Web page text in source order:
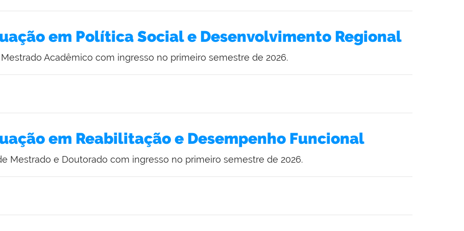
em Política Social e Desenvolvimento Regional
Acadêmico com ingresso no primeiro semestre de 2026.
em Reabilitação e Desempenho Funcional
Mestrado e Doutorado com ingresso no primeiro semestre de 2026.